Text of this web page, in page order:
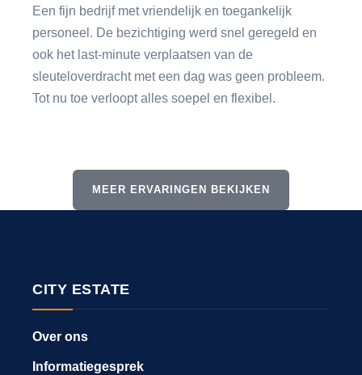
Een fijn bedrijf met vriendelijk en toegankelijk
personeel. De bezichtiging werd snel geregeld en
ook het last-minute verplaatsen van de
sleuteloverdracht met een dag was geen probleem.
Tot nu toe verloopt alles soepel en flexibel.
MEER ERVARINGEN BEKIJKEN
CITY ESTATE
Over ons
Informatiegesprek